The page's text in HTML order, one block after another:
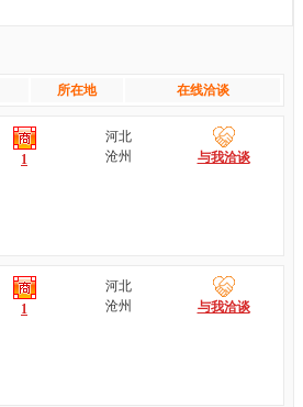
所在地 在线洽谈
1
河北
沧州
与我洽谈
1
河北
沧州
与我洽谈